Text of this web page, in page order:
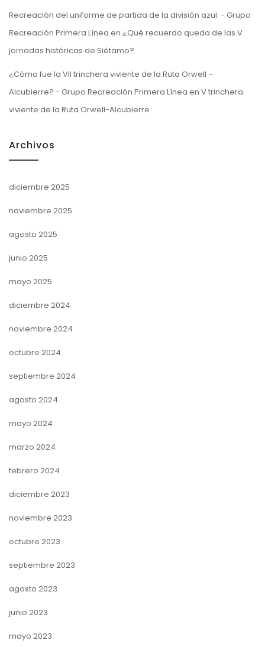
Recreación del uniforme de partida de la división azul. - Grupo
Recreación Primera Línea en ¿Qué recuerdo queda de las V
jornadas históricas de Siétamo?
¿Cómo fue la VII trinchera viviente de la Ruta Orwell –
Alcubierre? - Grupo Recreación Primera Línea en V trinchera
viviente de la Ruta Orwell-Alcubierre
Archivos
diciembre 2025
noviembre 2025
agosto 2025
junio 2025
mayo 2025
diciembre 2024
noviembre 2024
octubre 2024
septiembre 2024
agosto 2024
mayo 2024
marzo 2024
febrero 2024
diciembre 2023
noviembre 2023
octubre 2023
septiembre 2023
agosto 2023
junio 2023
mayo 2023